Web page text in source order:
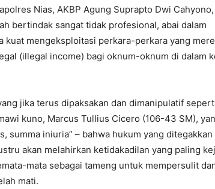
I've read and accept thePrivacy Policy.
Nias, AKBP Agung Suprapto Dwi Cahyono,
bertindak sangat tidak profesional, abai dalam
kuat mengeksploitasi perkara-perkara yang
(illegal income) bagi oknum-oknum di dalam
jika terus dipaksakan dan dimanipulatif
kuno, Marcus Tullius Cicero (106-43 SM),
summa iniuria” – bahwa hukum yang ditegakkan
akan melahirkan ketidakadilan yang paling
mata sebagai tameng untuk mempersulit
mati.